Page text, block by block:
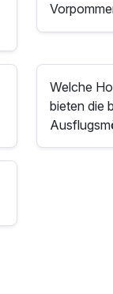
Welche
bieten die